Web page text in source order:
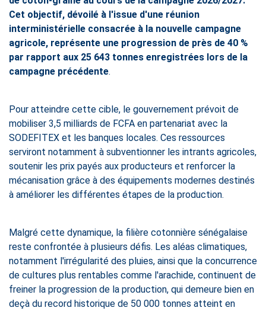
Cet objectif, dévoilé à l'issue d'une réunion
interministérielle consacrée à la nouvelle campagne
agricole, représente une progression de près de 40 %
par rapport aux 25 643 tonnes enregistrées lors de la
campagne précédente.
Pour atteindre cette cible, le gouvernement prévoit de
mobiliser 3,5 milliards de FCFA en partenariat avec la
SODEFITEX et les banques locales. Ces ressources
serviront notamment à subventionner les intrants agricoles,
soutenir les prix payés aux producteurs et renforcer la
mécanisation grâce à des équipements modernes destinés
à améliorer les différentes étapes de la production.
Malgré cette dynamique, la filière cotonnière sénégalaise
reste confrontée à plusieurs défis. Les aléas climatiques,
notamment l'irrégularité des pluies, ainsi que la concurrence
de cultures plus rentables comme l'arachide, continuent de
freiner la progression de la production, qui demeure bien en
deçà du record historique de 50 000 tonnes atteint en